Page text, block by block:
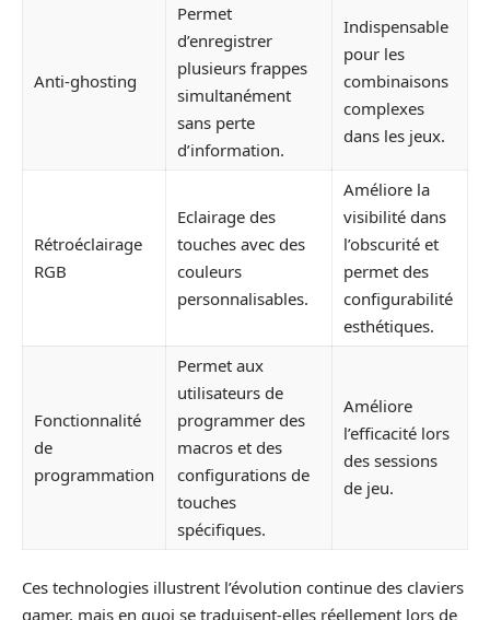
Anti-ghosting
Permet
d’enregistrer
plusieurs frappes
simultanément
sans perte
d’information.
Indispensable
pour les
combinaisons
complexes
dans les jeux.
Rétroéclairage
RGB
Eclairage des
touches avec des
couleurs
personnalisables.
Améliore la
visibilité dans
l’obscurité et
permet des
configurabilité
esthétiques.
Fonctionnalité
de
programmation
Permet aux
utilisateurs de
programmer des
macros et des
configurations de
touches
spécifiques.
Améliore
l’efficacité lors
des sessions
de jeu.
Ces technologies illustrent l’évolution continue des claviers
gamer, mais en quoi se traduisent-elles réellement lors de